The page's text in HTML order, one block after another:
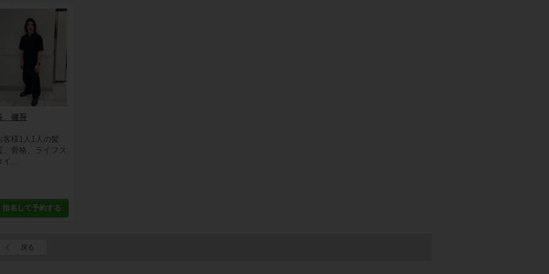
健吾
客様1人1人の髪
、骨格、ライフス
イ...
指名して予約する
戻る